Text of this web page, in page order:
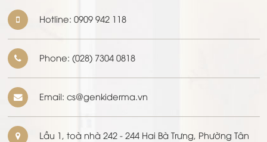
Hotline: 0909 942 118
Phone: (028) 7304 0818
Email: cs@genkiderma.vn
Lầu 1, toà nhà 242 - 244 Hai Bà Trưng, Phường Tân